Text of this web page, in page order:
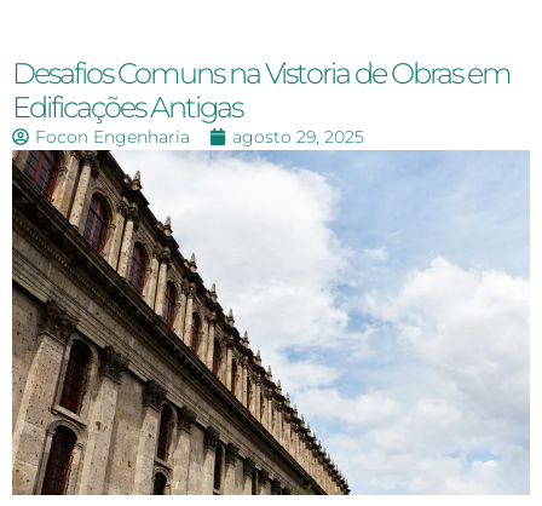
Desafios Comuns na Vistoria de Obras em
Edificações Antigas
Focon Engenharia agosto 29, 2025